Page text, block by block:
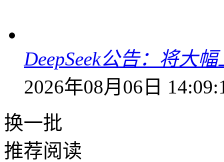
DeepSeek公告：将大
2026年08月06日
换一批
推荐阅读